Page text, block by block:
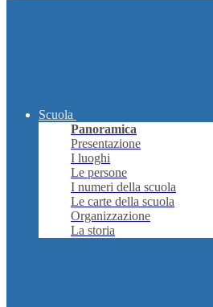
Scuola
Panoramica
Presentazione
I luoghi
Le persone
I numeri della scuola
Le carte della scuola
Organizzazione
La storia